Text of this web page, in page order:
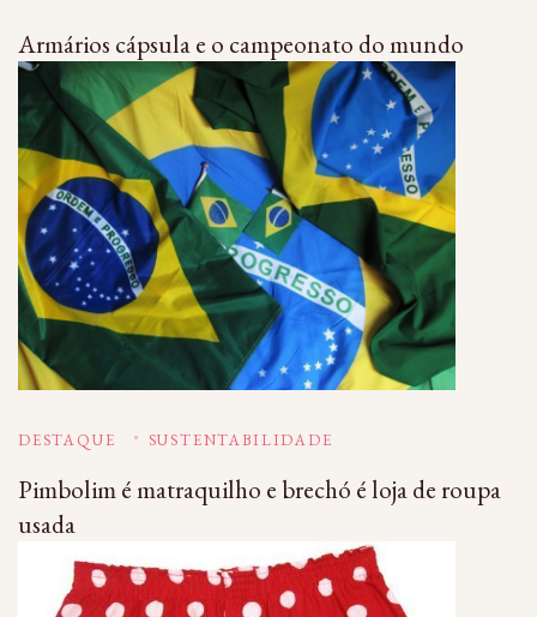
Armários cápsula e o campeonato do mundo
DESTAQUE SUSTENTABILIDADE
Pimbolim é matraquilho e brechó é loja de roupa
usada